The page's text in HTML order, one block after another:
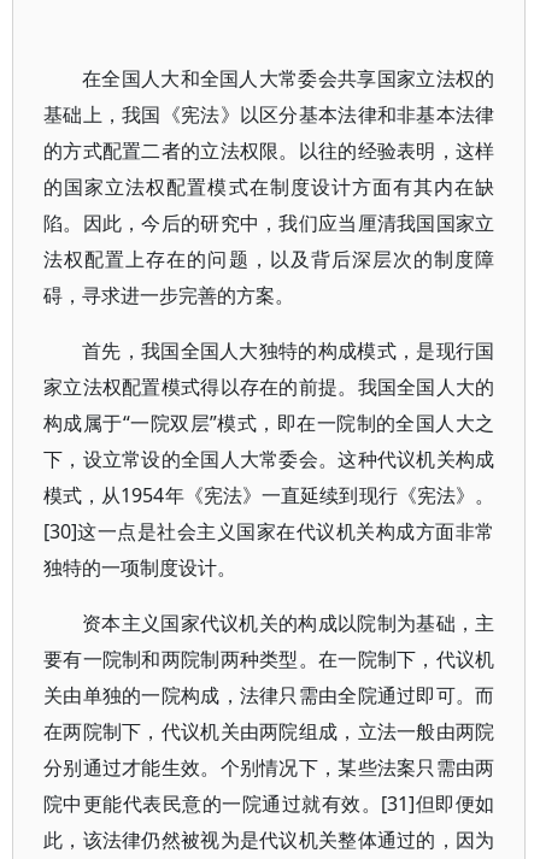
在全国人大和全国人大常委会共享国家立法权的
基础上，我国《宪法》以区分基本法律和非基本法律
的方式配置二者的立法权限。以往的经验表明，这样
的国家立法权配置模式在制度设计方面有其内在缺
陷。因此，今后的研究中，我们应当厘清我国国家立
法权配置上存在的问题，以及背后深层次的制度障
碍，寻求进一步完善的方案。
首先，我国全国人大独特的构成模式，是现行国
家立法权配置模式得以存在的前提。我国全国人大的
构成属于“一院双层”模式，即在一院制的全国人大之
下，设立常设的全国人大常委会。这种代议机关构成
模式，从1954年《宪法》一直延续到现行《宪法》。
[30]这一点是社会主义国家在代议机关构成方面非常
独特的一项制度设计。
资本主义国家代议机关的构成以院制为基础，主
要有一院制和两院制两种类型。在一院制下，代议机
关由单独的一院构成，法律只需由全院通过即可。而
在两院制下，代议机关由两院组成，立法一般由两院
分别通过才能生效。个别情况下，某些法案只需由两
院中更能代表民意的一院通过就有效。[31]但即便如
此，该法律仍然被视为是代议机关整体通过的，因为